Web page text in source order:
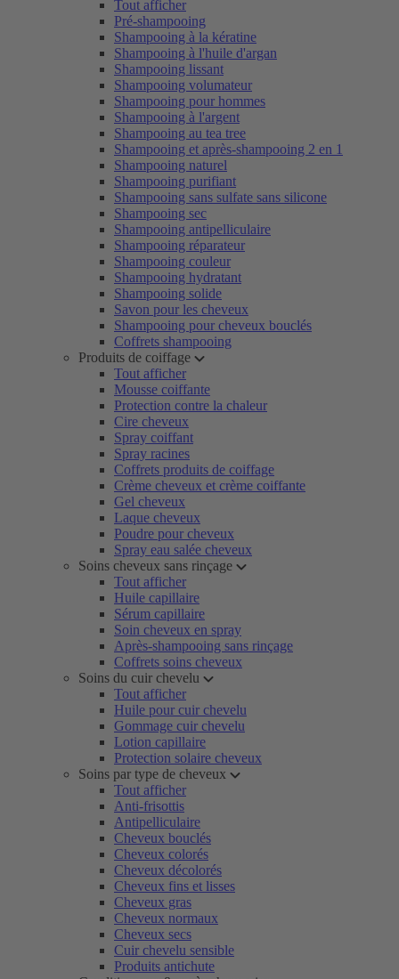
Tout afficher
Pré-shampooing
Shampooing à la kératine
Shampooing à l'huile d'argan
Shampooing lissant
Shampooing volumateur
Shampooing pour hommes
Shampooing à l'argent
Shampooing au tea tree
Shampooing et après-shampooing 2 en 1
Shampooing naturel
Shampooing purifiant
Shampooing sans sulfate sans silicone
Shampooing sec
Shampooing antipelliculaire
Shampooing réparateur
Shampooing couleur
Shampooing hydratant
Shampooing solide
Savon pour les cheveux
Shampooing pour cheveux bouclés
Coffrets shampooing
Produits de coiffage
Tout afficher
Mousse coiffante
Protection contre la chaleur
Cire cheveux
Spray coiffant
Spray racines
Coffrets produits de coiffage
Crème cheveux et crème coiffante
Gel cheveux
Laque cheveux
Poudre pour cheveux
Spray eau salée cheveux
Soins cheveux sans rinçage
Tout afficher
Huile capillaire
Sérum capillaire
Soin cheveux en spray
Après-shampooing sans rinçage
Coffrets soins cheveux
Soins du cuir chevelu
Tout afficher
Huile pour cuir chevelu
Gommage cuir chevelu
Lotion capillaire
Protection solaire cheveux
Soins par type de cheveux
Tout afficher
Anti-frisottis
Antipelliculaire
Cheveux bouclés
Cheveux colorés
Cheveux décolorés
Cheveux fins et lisses
Cheveux gras
Cheveux normaux
Cheveux secs
Cuir chevelu sensible
Produits antichute